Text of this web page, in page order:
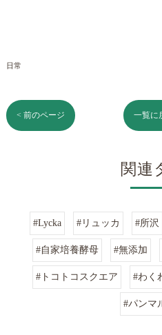
日常
< 前のページ 一覧に
関連
#Lycka #リュッカ #所沢
#自家培養酵母 #無添加
#トコトコスクエア #わく
#パンマ